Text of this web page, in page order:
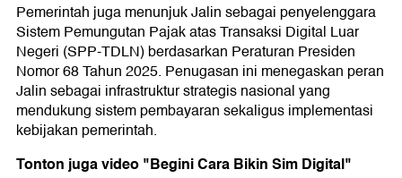
Pemerintah juga menunjuk Jalin sebagai penyelenggara
Sistem Pemungutan Pajak atas Transaksi Digital Luar
Negeri (SPP-TDLN) berdasarkan Peraturan Presiden
Nomor 68 Tahun 2025. Penugasan ini menegaskan peran
Jalin sebagai infrastruktur strategis nasional yang
mendukung sistem pembayaran sekaligus implementasi
kebijakan pemerintah.
Tonton juga video "Begini Cara Bikin Sim Digital"